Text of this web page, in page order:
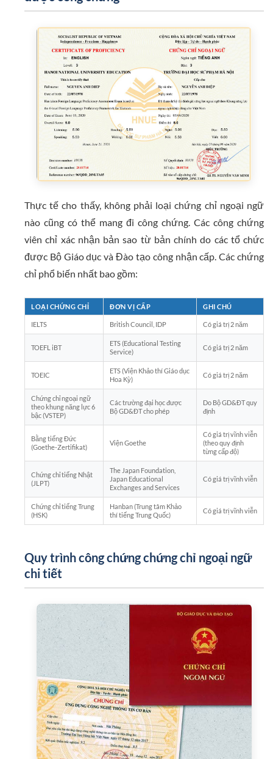
Thực tế cho thấy, không phải loại chứng chỉ ngoại ngữ
nào cũng có thể mang đi công chứng. Các công chứng
viên chỉ xác nhận bản sao từ bản chính do các tổ chức
được Bộ Giáo dục và Đào tạo công nhận cấp. Các chứng
chỉ phổ biến nhất bao gồm:
LOẠI CHỨNG CHỈ ĐƠN VỊ CẤP GHI CHÚ
IELTS British Council, IDP Có giá trị 2 năm
TOEFL iBT
ETS (Educational Testing
Service)
Có giá trị 2 năm
TOEIC
ETS (Viện Khảo thí Giáo dục
Hoa Kỳ)
Có giá trị 2 năm
Chứng chỉ ngoại ngữ
theo khung năng lực 6
bậc (VSTEP)
Các trường đại học được
Bộ GD&ĐT cho phép
Do Bộ GD&ĐT quy
định
Bằng tiếng Đức
(Goethe-Zertifikat)
Viện Goethe
Có giá trị vĩnh viễn
(theo quy định
từng cấp độ)
Chứng chỉ tiếng Nhật
(JLPT)
The Japan Foundation,
Japan Educational
Exchanges and Services
Có giá trị vĩnh viễn
Chứng chỉ tiếng Trung
(HSK)
Hanban (Trung tâm Khảo
thí tiếng Trung Quốc)
Có giá trị vĩnh viễn
Quy trình công chứng chứng chỉ ngoại ngữ
chi tiết